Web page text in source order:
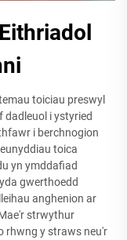
toiciau preswyl
dadleuol i ystyried
i berchnogion
toica
yn ymddafiad
gwerthoedd
anghenion ar
strwythur
rhwng y straws neu'r